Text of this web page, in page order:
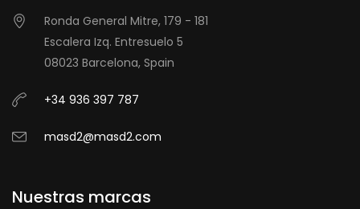
Ronda General Mitre, 179 - 181
Escalera Izq. Entresuelo 5
08023 Barcelona, Spain
+34 936 397 787
masd2@masd2.com
Nuestras marcas